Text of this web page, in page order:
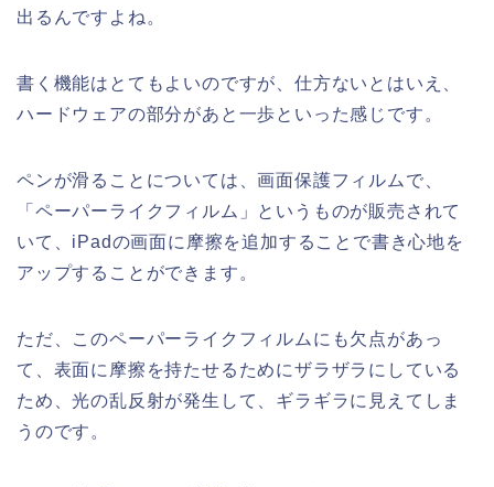
出るんですよね。
書く機能はとてもよいのですが、仕方ないとはいえ、
ハードウェアの部分があと一歩といった感じです。
ペンが滑ることについては、画面保護フィルムで、
「ペーパーライクフィルム」というものが販売されて
いて、iPadの画面に摩擦を追加することで書き心地を
アップすることができます。
ただ、このペーパーライクフィルムにも欠点があっ
て、表面に摩擦を持たせるためにザラザラにしている
ため、光の乱反射が発生して、ギラギラに見えてしま
うのです。